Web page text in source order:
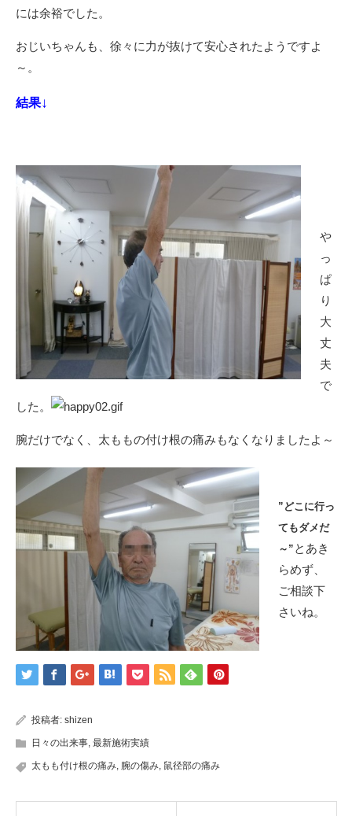
には余裕でした。
おじいちゃんも、徐々に力が抜けて安心されたようですよ
～。
結果↓
や
っ
ぱ
り
大
丈
夫
で
した。
腕だけでなく、太ももの付け根の痛みもなくなりましたよ～
”どこに行っ
てもダメだ
～” とあき
らめず、
ご相談下
さいね。
投稿者: shizen
日々の出来事 最新施術実績
太もも付け根の痛み 腕の傷み 鼠径部の痛み